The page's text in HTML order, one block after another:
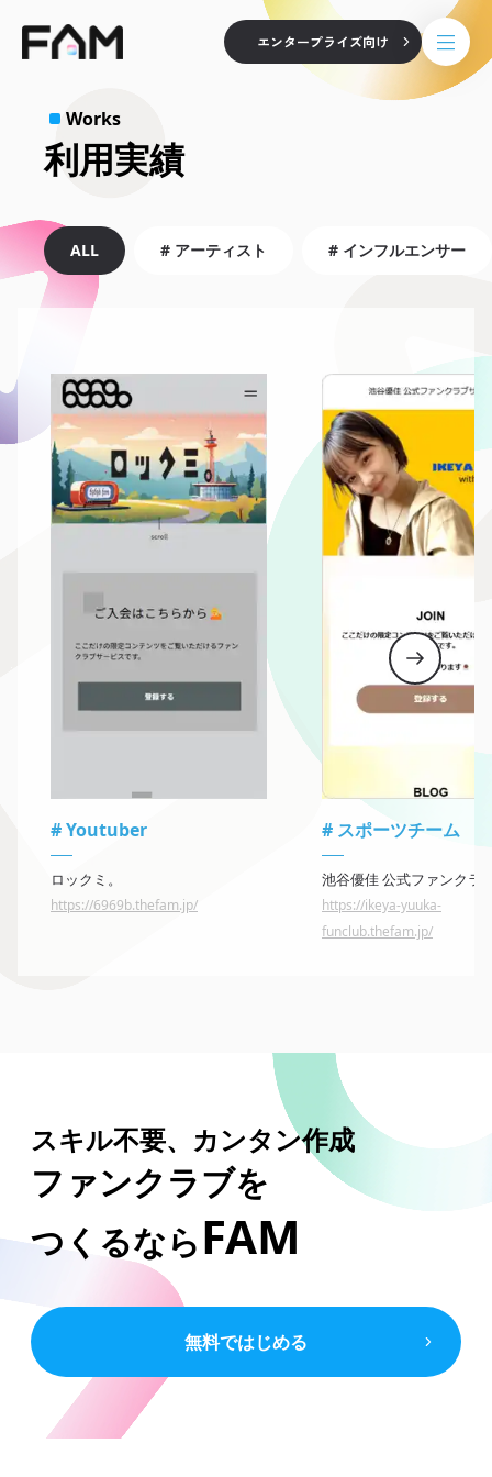
エンタープライズ向け
Works
利用実績
ALL # アーティスト # インフルエンサー
#Youtuber
ロックミ。
https://6969b.thefam.jp/
# スポーツチーム
https://ikeya-yuuka-
funclub.thefam.jp/
スキル不要、カンタン作成
ファンクラブを
つくるならFAM
無料ではじめる